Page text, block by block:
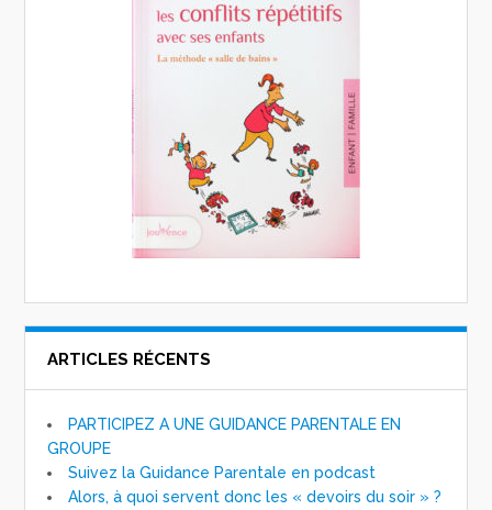
ARTICLES RÉCENTS
PARTICIPEZ A UNE GUIDANCE PARENTALE EN
GROUPE
Suivez la Guidance Parentale en podcast
Alors, à quoi servent donc les « devoirs du soir » ?